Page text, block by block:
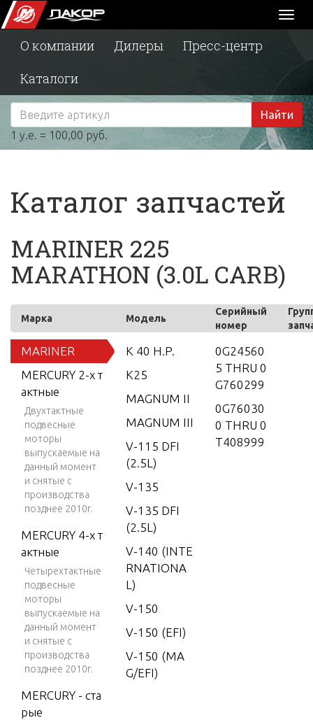
О компании Дилеры
Пресс-центр
Каталоги
Найти
1 у.е. = 100,00 руб.
Каталог запчастей
MARINER 225
MARATHON (3.0L CARB)
Марка Модель
Серийный
номер
MARINER
MERCURY 2-х т
актные
Двухтактные
подвесные
моторы
выпускаемые на
данный момент
и снятые с
производства
позднее 2010г.
MERCURY 4-х т
актные
Четырехтактные
подвесные
моторы
выпускаемые на
данный момент
и снятые с
производства
позднее 2010г.
MERCURY - ста
рые
K 40 H.P.
K25
MAGNUM II
MAGNUM III
V-115 DFI
(2.5L)
V-135
V-135 DFI
(2.5L)
V-140 (INTE
RNATIONA
L)
V-150
V-150 (EFI)
V-150 (MA
G/EFI)
0G24560
5 THRU 0
G760299
0G76030
0 THRU 0
T408999